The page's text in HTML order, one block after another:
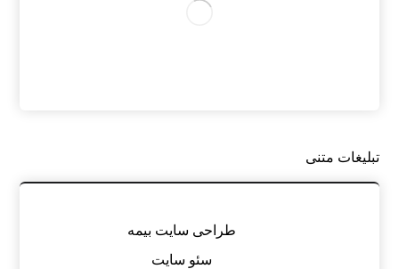
تبلیغات متنی
طراحی سایت بیمه
سئو سایت